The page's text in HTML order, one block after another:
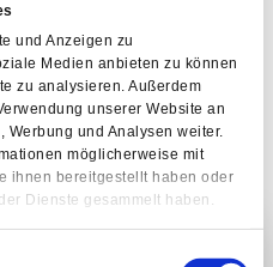
und Anzeigen zu
Medien anbieten zu können
zu analysieren. Außerdem
unserer Website an
und Analysen weiter.
möglicherweise mit
ihnen bereitgestellt haben oder
Dienste gesammelt haben.
zur Teamwoche
die Ende Juni
stattfinden wird.